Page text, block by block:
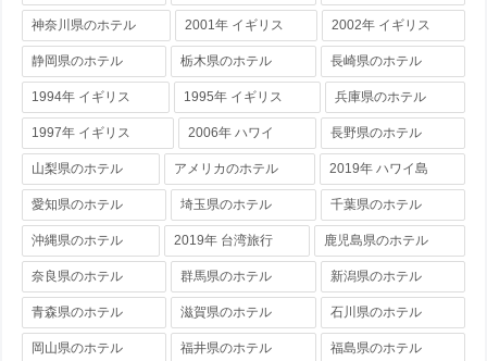
神奈川県のホテル 2001年 イギリス 2002年 イギリス
静岡県のホテル 栃木県のホテル 長崎県のホテル
1994年 イギリス 1995年 イギリス 兵庫県のホテル
1997年 イギリス 2006年 ハワイ 長野県のホテル
山梨県のホテル アメリカのホテル 2019年 ハワイ島
愛知県のホテル 埼玉県のホテル 千葉県のホテル
沖縄県のホテル 2019年 台湾旅行 鹿児島県のホテル
奈良県のホテル 群馬県のホテル 新潟県のホテル
青森県のホテル 滋賀県のホテル 石川県のホテル
岡山県のホテル 福井県のホテル 福島県のホテル